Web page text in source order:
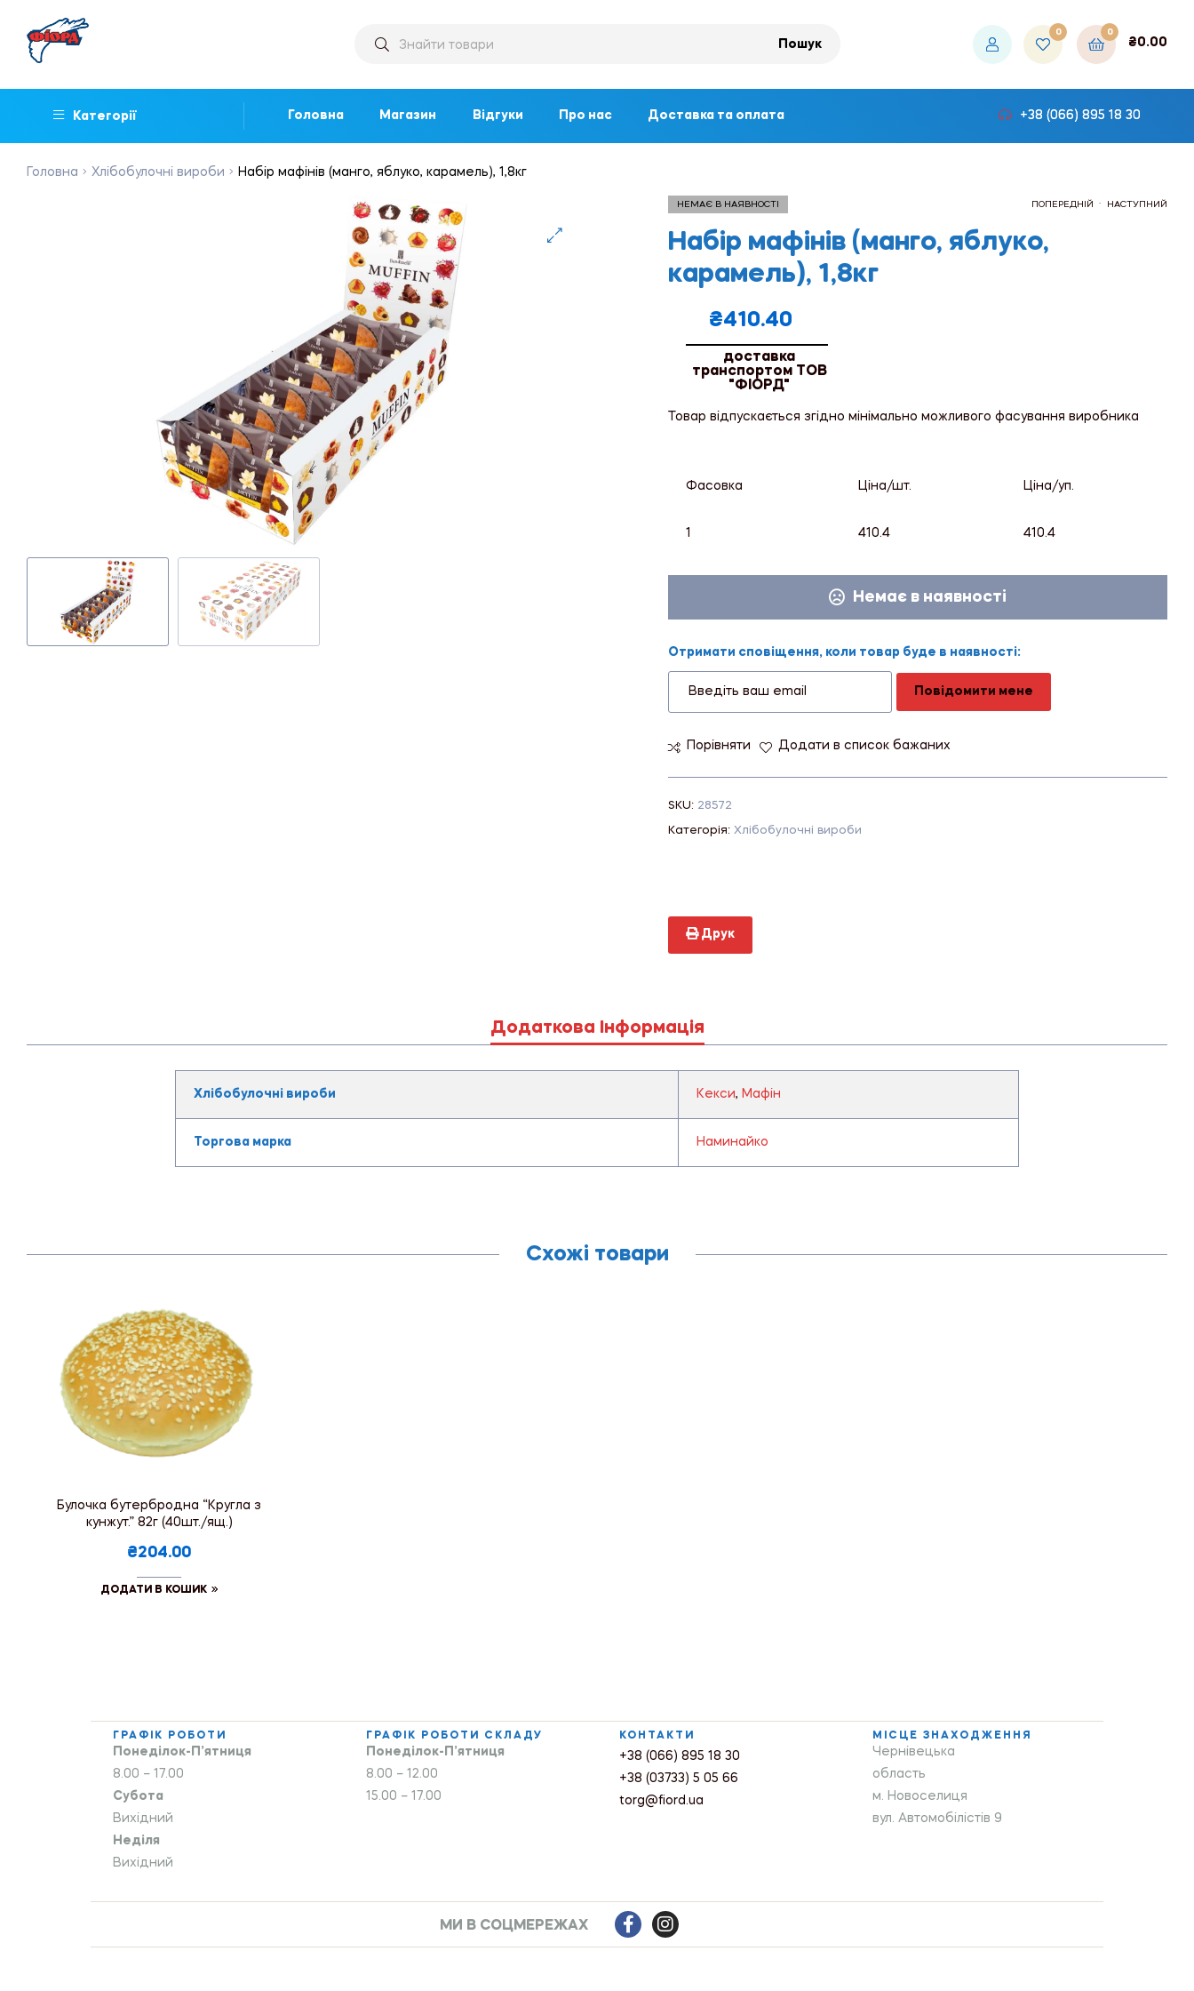
Пошук
0 0
₴0.00
Категорії Головна Магазин Відгуки Про нас Доставка та оплата +38 (066) 895 18 30
Головна Хлібобулочні вироби Набір мафінів (манго, яблуко, карамель), 1,8кг
ПОПЕРЕДНІЙ НАСТУПНИЙ
НЕМАЄ В НАЯВНОСТІ
Набір мафінів (манго, яблуко,
карамель), 1,8кг
₴410.40
доставка
транспортом ТОВ
"ФІОРД"
Товар відпускається згідно мінімально можливого фасування виробника
Фасовка Ціна/шт. Ціна/уп.
1 410.4 410.4
Немає в наявності
Отримати сповіщення, коли товар буде в наявності:
Повідомити мене
Порівняти Додати в список бажаних
SKU: 28572
Категорія: Хлібобулочні вироби
Друк
Додаткова Інформація
Хлібобулочні вироби Кекси, Мафін
Торгова марка Наминайко
Схожі товари
Булочка бутербродна “Кругла з
кунжут.” 82г (40шт./ящ.)
₴204.00
ДОДАТИ В КОШИК
ГРАФІК РОБОТИ
Понеділок-П’ятниця
8.00 – 17.00
Субота
Вихідний
Неділя
Вихідний
ГРАФІК РОБОТИ СКЛАДУ
Понеділок-П’ятниця
8.00 – 12.00
15.00 – 17.00
КОНТАКТИ
+38 (066) 895 18 30
+38 (03733) 5 05 66
torg@fiord.ua
МІСЦЕ ЗНАХОДЖЕННЯ
Чернівецька
область
м. Новоселиця
вул. Автомобілістів 9
МИ В СОЦМЕРЕЖАХ